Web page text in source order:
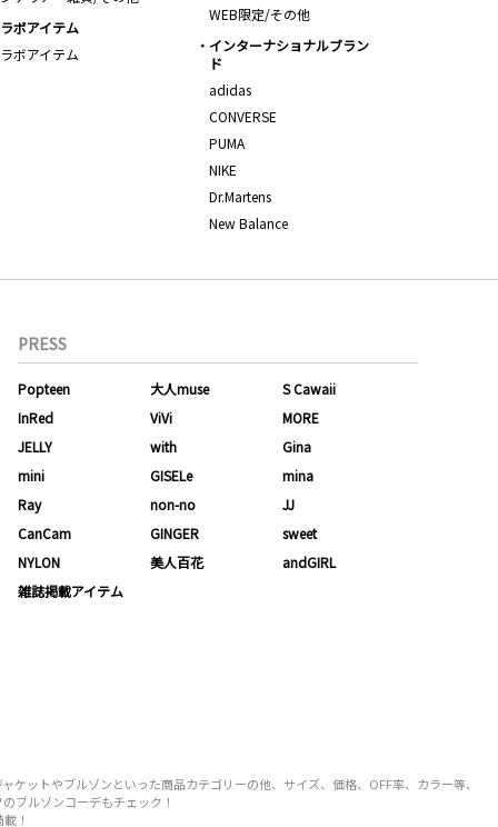
WEB限定/その他
ボアイテム
ボアイテム
インターナショナルブラン
ド
adidas
CONVERSE
PUMA
NIKE
Dr.Martens
New Balance
PRESS
Popteen 大人muse
S Cawaii
InRed
ViVi
MORE
JELLY
with
Gina
mini
GISELe
mina
Ray
non-no
JJ
CanCam
GINGER
sweet
NYLON
美人百花
andGIRL
雑誌掲載アイテム
ットやブルゾンといった商品カテゴリーの他、サイズ、価格、OFF率、カラー等、
ブルゾンコーデもチェック！
！